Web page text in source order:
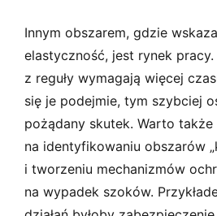
Innym obszarem, gdzie
elastyczność, jest rynek
z reguły wymagają więcej
się je podejmie, tym szybciej
pożądany skutek. Warto także
na identyfikowaniu obszarów
i tworzeniu mechanizmów
na wypadek szoków.